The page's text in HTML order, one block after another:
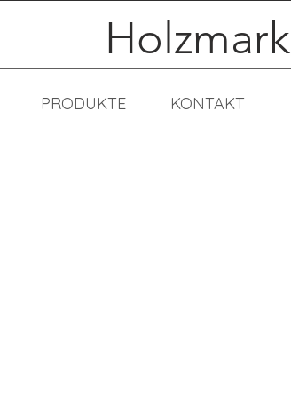
PRODUKTE KONTAKT
Holzmark